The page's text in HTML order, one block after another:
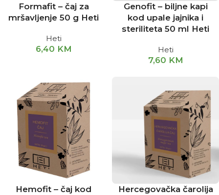
Formafit – čaj za
mršavljenje 50 g Heti
Heti
6,40 KM
Genofit – biljne kapi
kod upale jajnika i
steriliteta 50 ml Heti
Heti
7,60 KM
Hemofit – čaj kod
Hercegovačka čarolija